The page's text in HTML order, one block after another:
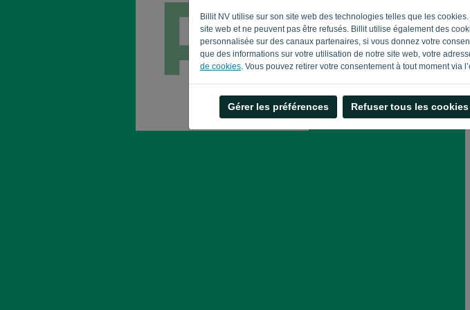
Billit NV utilise sur son site web des technologies telles que les
site web et ne peuvent pas être refusés. Billit utilise également des
personnalisée sur des canaux partenaires, si vous donnez votre
que des informations sur votre utilisation de notre site web, votre
de cookies . Vous pouvez retirer votre consentement à tout moment
Gérer les préférences Refuser tous les